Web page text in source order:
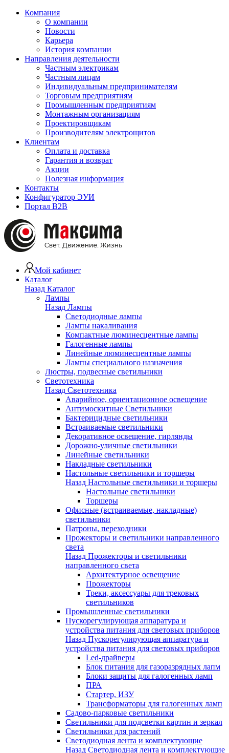
Компания
О компании
Новости
Карьера
История компании
Направления деятельности
Частным электрикам
Частным лицам
Индивидуальным предпринимателям
Торговым предприятиям
Промышленным предприятиям
Монтажным организациям
Проектировщикам
Производителям электрощитов
Клиентам
Оплата и доставка
Гарантия и возврат
Акции
Полезная информация
Контакты
Конфигуратор ЭУИ
Портал B2B
Мой кабинет
Каталог
Назад Каталог
Лампы
Назад Лампы
Светодиодные лампы
Лампы накаливания
Компактные люминесцентные лампы
Галогенные лампы
Линейные люминесцентные лампы
Лампы специального назначения
Люстры, подвесные светильники
Светотехника
Назад Светотехника
Аварийное, ориентационное освещение
Антимоскитные Светильники
Бактерицидные светильники
Встраиваемые светильники
Декоративное освещение, гирлянды
Дорожно-уличные светильники
Линейные светильники
Накладные светильники
Настольные светильники и торшеры
Назад Настольные светильники и торшеры
Настольные светильники
Торшеры
Офисные (встраиваемые, накладные)
светильники
Патроны, переходники
Прожекторы и светильники направленного
света
Назад Прожекторы и светильники
направленного света
Архитектурное освещение
Прожекторы
Треки, аксессуары для трековых
светильников
Промышленные светильники
Пускорегулирующая аппаратура и
устройства питания для световых приборов
Назад Пускорегулирующая аппаратура и
устройства питания для световых приборов
Led-драйверы
Блок питания для газоразрядных лапм
Блоки защиты для галогенных ламп
ПРА
Стартер, ИЗУ
Трансформаторы для галогенных ламп
Садово-парковые светильники
Светильники для подсветки картин и зеркал
Светильники для растений
Светодиодная лента и комплектующие
Назад Светодиодная лента и комплектующие